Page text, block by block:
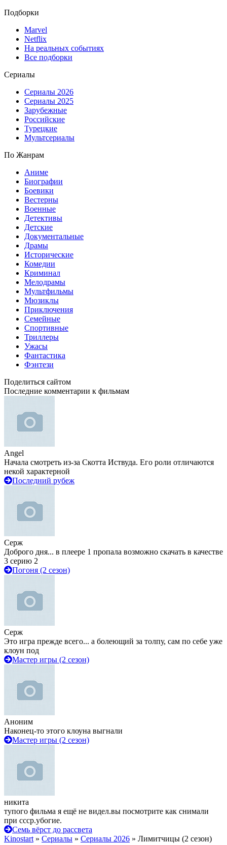
Подборки
Marvel
Netflix
На реальных событиях
Все подборки
Сериалы
Сериалы 2026
Сериалы 2025
Зарубежные
Российские
Турецкие
Мультсериалы
По Жанрам
Аниме
Биографии
Боевики
Вестерны
Военные
Детективы
Детские
Документальные
Драмы
Исторические
Комедии
Криминал
Мелодрамы
Мультфильмы
Мюзиклы
Приключения
Семейные
Спортивные
Триллеры
Ужасы
Фантастика
Фэнтези
Поделиться сайтом
Последние комментарии к фильмам
Angel
Начала смотреть из-за Скотта Иствуда. Его роли отличаются
некой характерной
Последний рубеж
Серж
Доброго дня... в плеере 1 пропала возможно скачать в качестве
3 серию 2
Погоня (2 сезон)
Серж
Это игра прежде всего... а болеющий за толпу, сам по себе уже
клоун под
Мастер игры (2 сезон)
Аноним
Наконец-то этого клоуна выгнали
Мастер игры (2 сезон)
никита
тупого фильма я ещё не видел.вы посмотрите как снимали
при ссср.убогие.
Семь вёрст до рассвета
Kinostart » Сериалы » Сериалы 2026 » Лимитчицы (2 сезон)